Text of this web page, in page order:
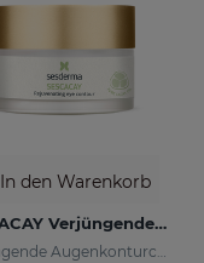
In den Warenkorb
SESCACAY Verjüngende Augenkonturcreme
Verjüngende Augenkonturcreme